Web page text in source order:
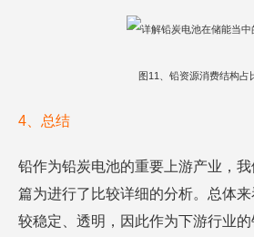
图11、铅资源消费结构占
4、总结
铅作为铅炭电池的重要上游产业，
篇为进行了比较详细的分析。总体
较稳定、透明，因此作为下游行业